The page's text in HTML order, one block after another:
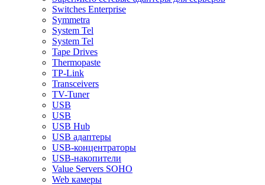
Switches Enterprise
Symmetra
System Tel
System Tel
Tape Drives
Thermopaste
TP-Link
Transceivers
TV-Tuner
USB
USB
USB Hub
USB адаптеры
USB-концентраторы
USB-накопители
Value Servers SOHO
Web камеры